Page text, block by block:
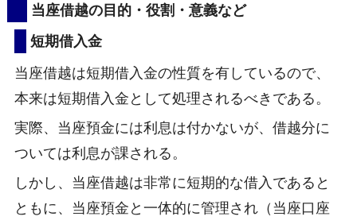
当座借越の目的・役割・意義など
短期借入金
当座借越は短期借入金の性質を有しているので、
本来は短期借入金として処理されるべきである。
実際、当座預金には利息は付かないが、借越分に
ついては利息が課される。
しかし、当座借越は非常に短期的な借入であると
ともに、当座預金と一体的に管理され（当座口座